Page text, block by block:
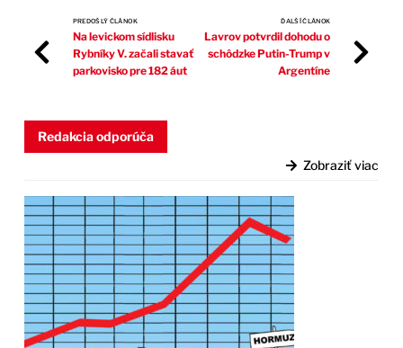
PREDOŠLÝ ČLÁNOK
Na levickom sídlisku
Rybníky V. začali stavať
parkovisko pre 182 áut
ĎALŠÍ ČLÁNOK
Lavrov potvrdil dohodu o
schôdzke Putin-Trump v
Argentíne
Redakcia odporúča
Zobraziť viac